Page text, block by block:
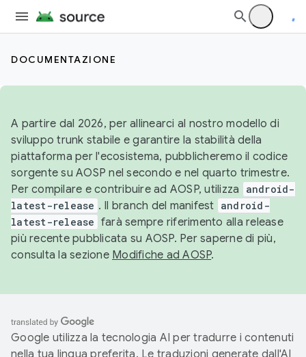
DOCUMENTAZIONE
A partire dal 2026, per allinearci al nostro modello di
sviluppo trunk stabile e garantire la stabilità della
piattaforma per l'ecosistema, pubblicheremo il codice
sorgente su AOSP nel secondo e nel quarto trimestre.
Per compilare e contribuire ad AOSP, utilizza
android-
latest-release . Il branch del manifest android-
latest-release farà sempre riferimento alla release
più recente pubblicata su AOSP. Per saperne di più,
consulta la sezione Modifiche ad AOSP.
Google utilizza la tecnologia AI per tradurre i contenuti
nella tua lingua preferita. Le traduzioni generate dall'AI